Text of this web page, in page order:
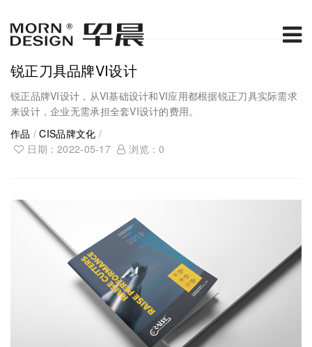
锐正刀具品牌VI设计
锐正品牌VI设计，从VI基础设计和VI应用都根据锐正刀具实际需求
来设计，企业无需承担全套VI设计的费用。
作品 /CIS品牌文化 /
日期：2022-05-17
浏览：0